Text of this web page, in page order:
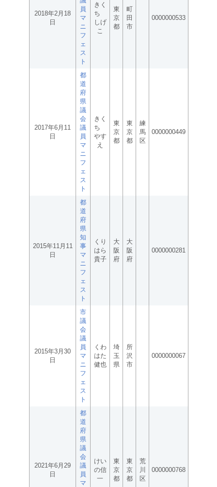
2018年2月18
日
員
マ
ニ
フ
ェ
ス
ト
きく
ち
しげ
こ
東
京
都
町
田
市
0000000533
2017年6月11
日
都
道
府
県
議
会
議
員
マ
ニ
フ
ェ
ス
ト
きく
ち
やす
え
東
京
都
東
京
都
練
馬
区
0000000449
2015年11月11
日
都
道
府
県
知
事
マ
ニ
フ
ェ
ス
ト
くり
はら
貴子
大
阪
府
大
阪
府
0000000281
2015年3月30
日
市
議
会
議
員
マ
ニ
フ
ェ
ス
ト
くわ
はた
健也
埼
玉
県
所
沢
市
0000000067
2021年6月29
日
都
道
府
県
議
会
議
員
マ
けい
の信
一
東
京
都
東
京
都
荒
川
区
0000000768